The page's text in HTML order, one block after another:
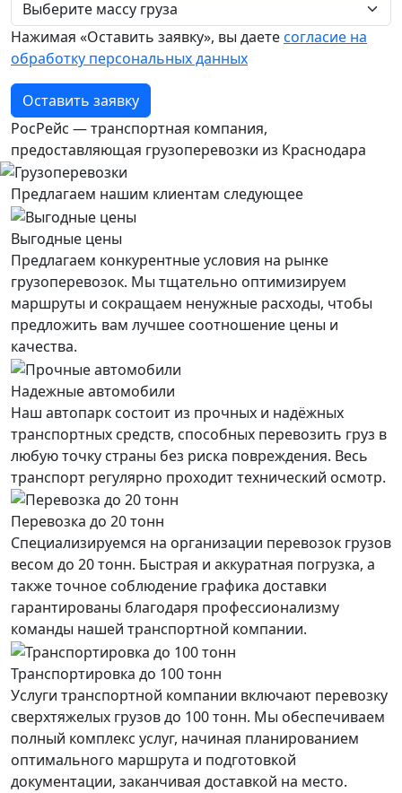
Нажимая «Оставить заявку», вы даетесогласие на
обработку персональных данных
Оставить заявку
РосРейс — транспортная компания,
предоставляющая грузоперевозки из Краснодара
Предлагаем нашим клиентам следующее
Выгодные цены
Предлагаем конкурентные условия на рынке
грузоперевозок. Мы тщательно оптимизируем
маршруты и сокращаем ненужные расходы, чтобы
предложить вам лучшее соотношение цены и
качества.
Надежные автомобили
Наш автопарк состоит из прочных и надёжных
транспортных средств, способных перевозить груз в
любую точку страны без риска повреждения. Весь
транспорт регулярно проходит технический осмотр.
Перевозка до 20 тонн
Специализируемся на организации перевозок грузов
весом до 20 тонн. Быстрая и аккуратная погрузка, а
также точное соблюдение графика доставки
гарантированы благодаря профессионализму
команды нашей транспортной компании.
Транспортировка до 100 тонн
Услуги транспортной компании включают перевозку
сверхтяжелых грузов до 100 тонн. Мы обеспечиваем
полный комплекс услуг, начиная планированием
оптимального маршрута и подготовкой
документации, заканчивая доставкой на место.